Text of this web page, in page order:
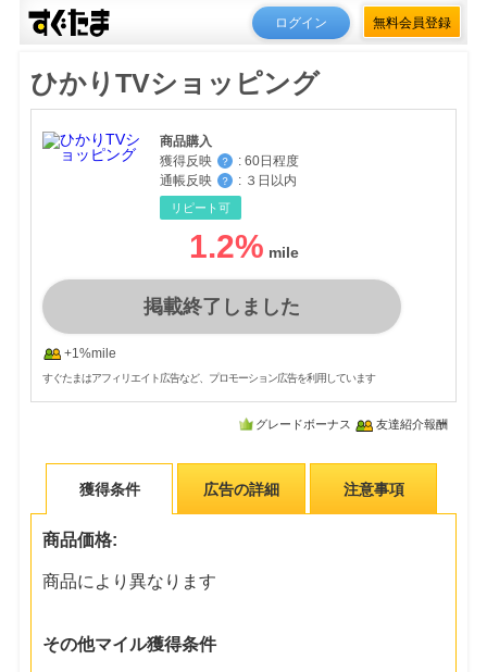
ログイン 無料会員登録
ひかりTVショッピング
商品購入
獲得反映
？ : 60日程度
通帳反映
？ : ３日以内
リピート可
1.2%
掲載終了しました
+1%mile
すぐたまはアフィリエイト広告など、プロモーション広告を利用しています
グレードボーナス 友達紹介報酬
獲得条件 広告の詳細 注意事項
商品価格:
商品により異なります
その他マイル獲得条件